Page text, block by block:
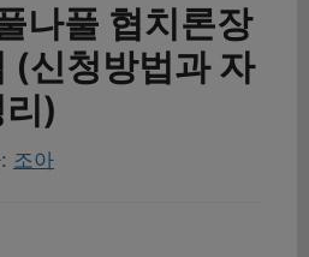
나풀 협치론장
(신청방법과 자
)
조아